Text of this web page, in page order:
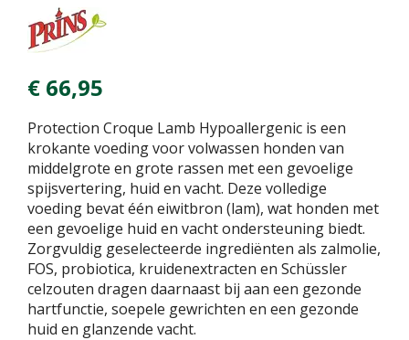
€ 66,95
Protection Croque Lamb Hypoallergenic is een
krokante voeding voor volwassen honden van
middelgrote en grote rassen met een gevoelige
spijsvertering, huid en vacht. Deze volledige
voeding bevat één eiwitbron (lam), wat honden met
een gevoelige huid en vacht ondersteuning biedt.
Zorgvuldig geselecteerde ingrediënten als zalmolie,
FOS, probiotica, kruidenextracten en Schüssler
celzouten dragen daarnaast bij aan een gezonde
hartfunctie, soepele gewrichten en een gezonde
huid en glanzende vacht.